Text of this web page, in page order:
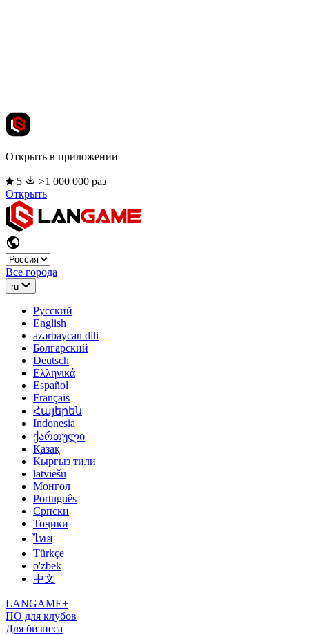
Открыть в приложении
5
>1 000 000 раз
Открыть
Все города
ru
Русский
English
azərbaycan dili
Болгарский
Deutsch
Ελληνικά
Español
Français
Հայերեն
Indonesia
ქართული
Қазақ
Кыргыз тили
latviešu
Монгол
Português
Српски
Тоҷикӣ
ไทย
Türkçe
o'zbek
中文
LANGAME+
ПО для клубов
Для бизнеса